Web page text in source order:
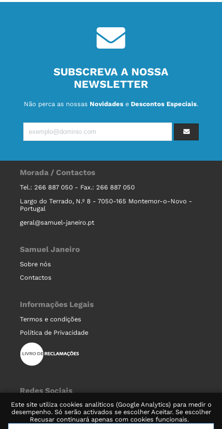
Este site utiliza cookies analíticos (Google Analytics) para medir o
desempenho. Só serão activados se escolher Aceitar. Se escolher
Recusar continuará apenas com cookies funcionais.
SUBSCREVA A NOSSA
NEWSLETTER
Não perca as nossas Novidades e Descontos Especiais.
Morada / Contactos
Tel.: 266 887 050 - Fax.: 266 887 050
Largo do Terrado, N.º 8 - 7050-165 Montemor-o-Novo -
Portugal
geral@samuel-janeiro.pt
Samuel Janeiro
Sobre nós
Contactos
Informações Legais
Termos e condições
Política de Privacidade
Redes Sociais